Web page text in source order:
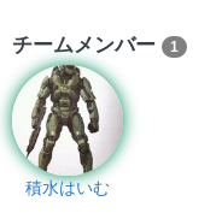
チームメンバー 1
積水はいむ